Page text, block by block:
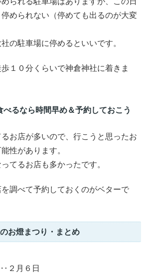
められない（停めても出るのが大変
の駐車場に停めるといいです。
１０分くらいで神倉神社に着きま
べるなら時間早め＆予約しておこう
お店が多いので、行こうと思ったお
性があります。
てるお店も多かったです。
調べて予約しておくのがベターで
お燈まつり・まとめ
２月６日